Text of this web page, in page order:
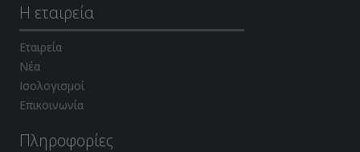
Η εταιρεία
Εταιρεία
Νέα
Ισολογισμοί
Επικοινωνία
Πληροφορίες